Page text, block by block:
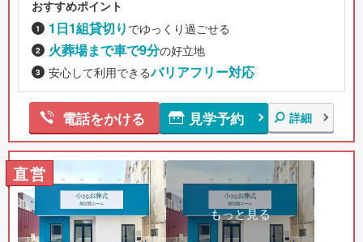
おすすめポイント
1日1組貸切り でゆっくり過ごせる
火葬場まで車で9分の好立地
安心して利用できるバリアフリー対応
電話をかける 見学予約 詳細
直営
もっと見る